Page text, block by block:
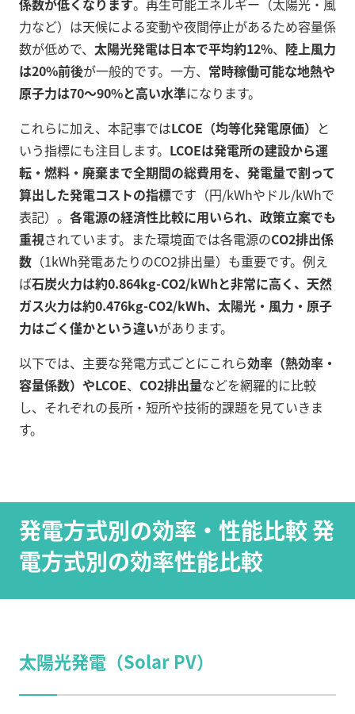
係数が低くなります。再生可能エネルギー（太陽光・風
力など）は天候による変動や夜間停止があるため容量係
数が低めで、 太陽光発電は日本で平均約12%、 陸上風力
は20%前後が一般的です。一方、 常時稼働可能な地熱や
原子力は70～90%と高い水準になります。
これらに加え、本記事ではLCOE（均等化発電原価） と
いう指標にも注目します。 LCOEは発電所の建設から運
転・燃料・廃棄まで全期間の総費用を、発電量で割って
算出した発電コストの指標です（円/kWhやドル/kWhで
表記）。 各電源の経済性比較に用いられ、政策立案でも
重視されています。また環境面では各電源のCO2排出係
数 （1kWh発電あたりのCO2排出量）も重要です。例え
ば石炭火力は約0.864kg-CO2/kWhと非常に高く、天然
ガス火力は約0.476kg-CO2/kWh、太陽光・風力・原子
力はごく僅かという違いがあります。
以下では、主要な発電方式ごとにこれら効率（熱効率・
容量係数）やLCOE、 CO2排出量などを網羅的に比較
し、それぞれの長所・短所や技術的課題を見ていきま
す。
発電方式別の効率・性能比較 発
電方式別の効率性能比較
太陽光発電（Solar PV）